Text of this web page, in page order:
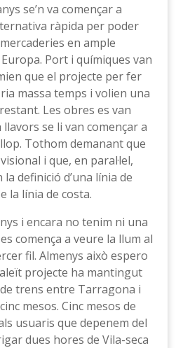
se’n va començar a
ràpida per poder
en ample
Port i químiques van
que el projecte per fer
massa temps i volien una
Les obres es van
llavors se li van començar a
Tothom demanant que
i que, en paral·lel,
definició d’una línia de
la línia de costa.
i encara no tenim ni una
comença a veure la llum al
fil. Almenys això espero
projecte ha mantingut
trens entre Tarragona i
mesos. Cinc mesos de
usuaris que depenem del
dues hores de Vila-seca